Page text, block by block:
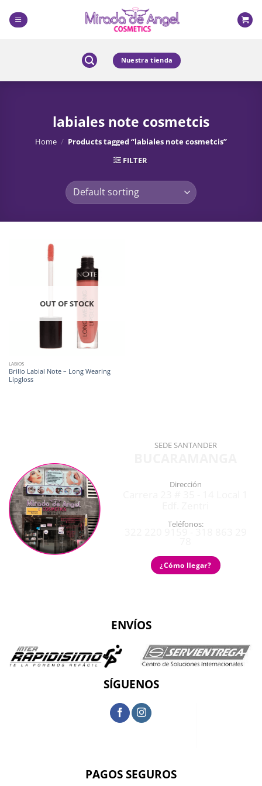
content
Nuestra tienda
labiales note cosmetcis
Home / Products tagged “labiales note cosmetcis”
FILTER
OUT OF STOCK
LABIOS
Brillo Labial Note – Long Wearing
Lipgloss
SEDE SANTANDER
Dirección
Teléfonos:
¿Cómo llegar?
ENVÍOS
SÍGUENOS
PAGOS SEGUROS